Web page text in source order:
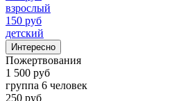
взрослый
150 руб
детский
Интересно
Пожертвования
1 500 руб
группа 6 человек
250 руб